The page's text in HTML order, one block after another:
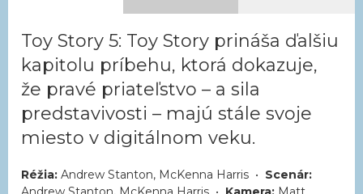
Toy Story 5: Toy Story prináša ďalšiu
kapitolu príbehu, ktorá dokazuje,
že pravé priateľstvo – a sila
predstavivosti – majú stále svoje
miesto v digitálnom veku.
Réžia: Andrew Stanton, McKenna Harris • Scenár: